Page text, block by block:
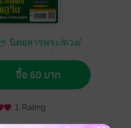
นิตยสารพระ/ดวง/
ธรรมชาติ
ซื้อ 60 บาท
1 Rating